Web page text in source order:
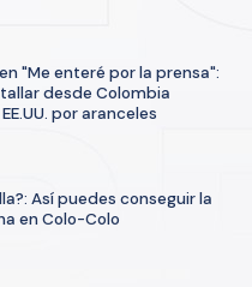
"Me enteré por la prensa":
desde Colombia
por aranceles
Así puedes conseguir la
en Colo-Colo